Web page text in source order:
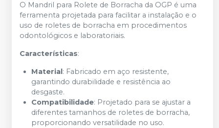
O Mandril para Rolete de Borracha da OGP é uma
ferramenta projetada para facilitar a instalação e o
uso de roletes de borracha em procedimentos
odontológicos e laboratoriais.
Características:
Material: Fabricado em aço resistente,
garantindo durabilidade e resistência ao
desgaste.
Compatibilidade: Projetado para se ajustar a
diferentes tamanhos de roletes de borracha,
proporcionando versatilidade no uso.